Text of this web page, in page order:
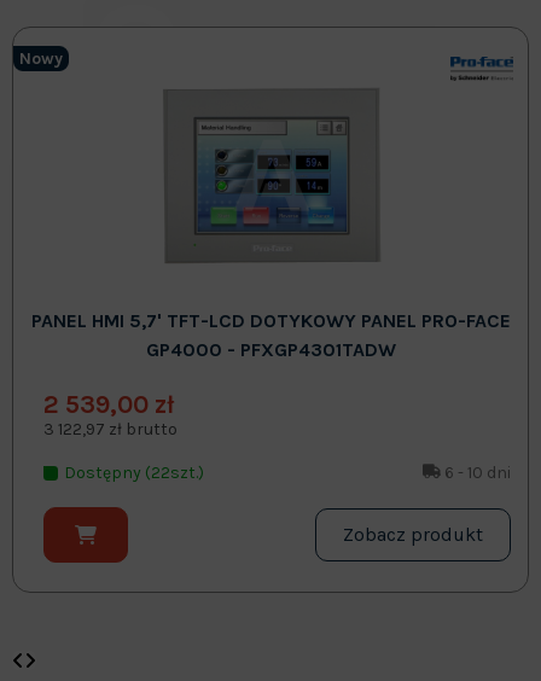
Nowy
PANEL HMI 5,7' TFT-LCD DOTYKOWY PANEL PRO-FACE
GP4000 - PFXGP4301TADW
2 539,00 zł
3 122,97 zł brutto
Dostępny (22szt.) 6 - 10 dni
Zobacz produkt